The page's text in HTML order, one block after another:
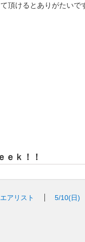
頂けるとありがたいで
ｅｋ！！
アリスト 5/10(日)